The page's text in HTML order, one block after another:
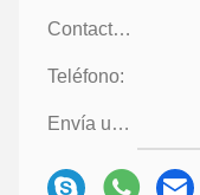
Contactos:
Teléfono:
Envía un fax.: